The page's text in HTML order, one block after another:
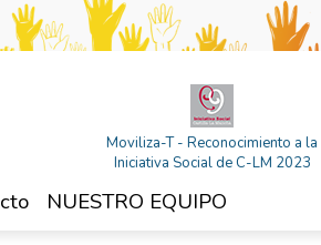
Moviliza-T - Reconocimiento a la
Iniciativa Social de C-LM 2023
NUESTRO EQUIPO